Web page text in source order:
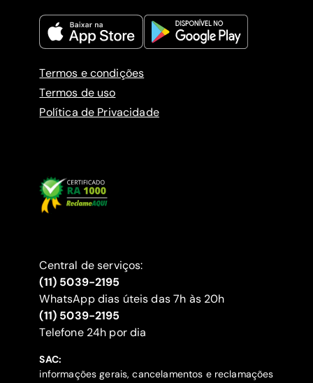
Termos e condições
Termos de uso
Política de Privacidade
Central de serviços:
(11) 5039-2195
WhatsApp dias úteis das 7h às 20h
(11) 5039-2195
‍Telefone 24h por dia
SAC:
informações gerais, cancelamentos e reclamações